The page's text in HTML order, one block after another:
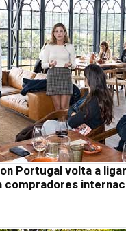
Portugal volta a
compradores